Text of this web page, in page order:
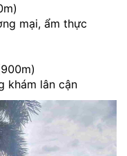
mại, ẩm thực
khám lân cận